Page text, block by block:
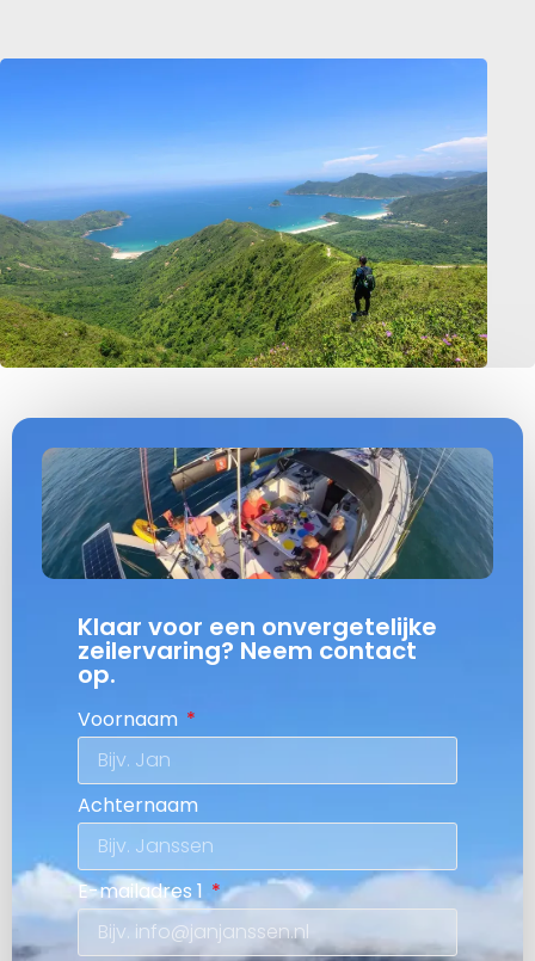
Klaar voor een onvergetelijke
zeilervaring? Neem contact
op.
Voornaam
Achternaam
E-mailadres 1